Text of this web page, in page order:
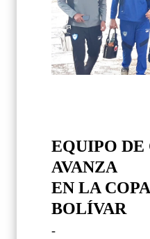
EQUIPO
AVANZA
EN LA
BOLÍVAR
-